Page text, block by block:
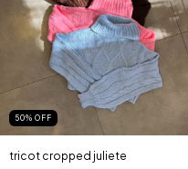
50% OFF
tricot cropped juliete